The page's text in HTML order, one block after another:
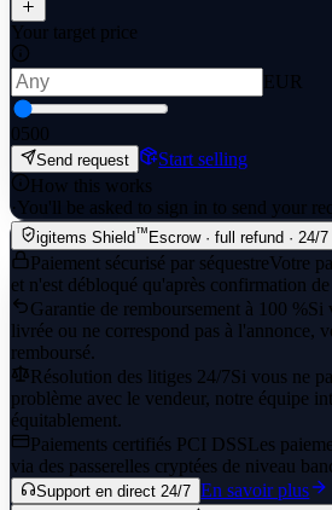
Your target price
EUR
0500
Send request
Start selling
How this works
·You'll be asked to sign in to send your
igitems Shield™ Escrow · full refund · 24/
Paiement sécurisé par séquestreVotre
et n'est débloqué qu'après confirmation
Garantie de remboursement à 100 %Si
livrée ou ne correspond pas à l'annonce,
remboursé.
Résolution des litiges 24/7Si vous ne
problème avec le vendeur, notre équipe
équitablement.
Paiements certifiés PCI DSSLes
via des passerelles cryptées de niveau
Support en direct 24/7 En savoir plus